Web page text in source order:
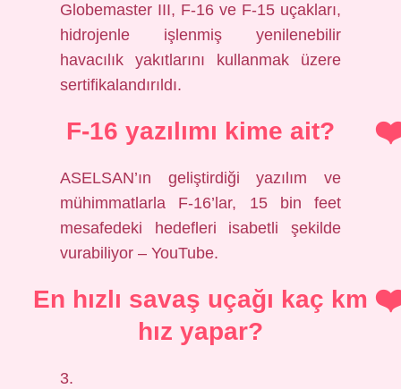
Globemaster III, F-16 ve F-15 uçakları,
hidrojenle işlenmiş yenilenebilir
havacılık yakıtlarını kullanmak üzere
sertifikalandırıldı.
F-16 yazılımı kime ait?
ASELSAN’ın geliştirdiği yazılım ve
mühimmatlarla F-16’lar, 15 bin feet
mesafedeki hedefleri isabetli şekilde
vurabiliyor – YouTube.
En hızlı savaş uçağı kaç km
hız yapar?
3.